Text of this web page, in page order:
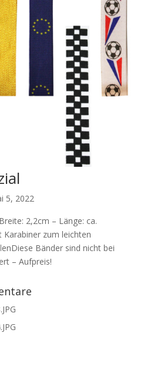
5, 2022
2,2cm – Länge: ca.
zum leichten
Bänder sind nicht bei
– Aufpreis!